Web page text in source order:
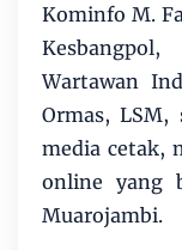
Kominfo M.
Wartawan
Ormas,
media cetak,
online yang
Muarojambi.